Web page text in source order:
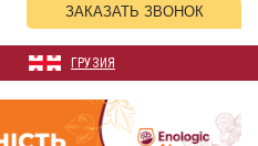
ЗАКАЗАТЬ ЗВОНОК
ГРУЗИЯ